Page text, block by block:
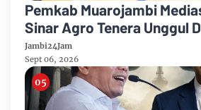
Pemkab Muarojambi
Sinar Agro Tenera Unggul
Sipin Teluk Duren
Jambi24Jam
Sept 06, 2026